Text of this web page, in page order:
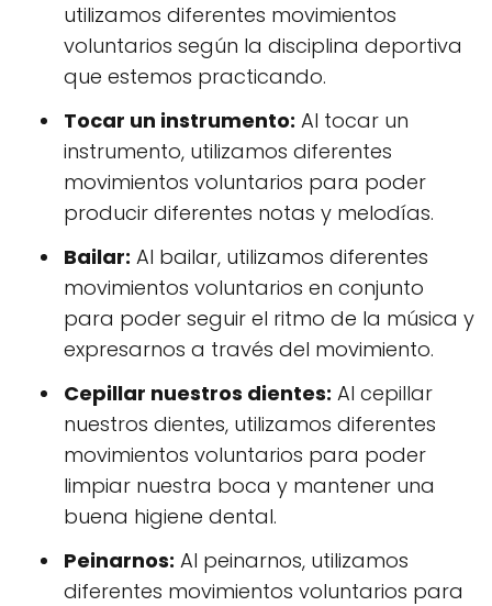
utilizamos diferentes movimientos
voluntarios según la disciplina deportiva
que estemos practicando.
Tocar un instrumento: Al tocar un
instrumento, utilizamos diferentes
movimientos voluntarios para poder
producir diferentes notas y melodías.
Bailar: Al bailar, utilizamos diferentes
movimientos voluntarios en conjunto
para poder seguir el ritmo de la música y
expresarnos a través del movimiento.
Cepillar nuestros dientes: Al cepillar
nuestros dientes, utilizamos diferentes
movimientos voluntarios para poder
limpiar nuestra boca y mantener una
buena higiene dental.
Peinarnos: Al peinarnos, utilizamos
diferentes movimientos voluntarios para